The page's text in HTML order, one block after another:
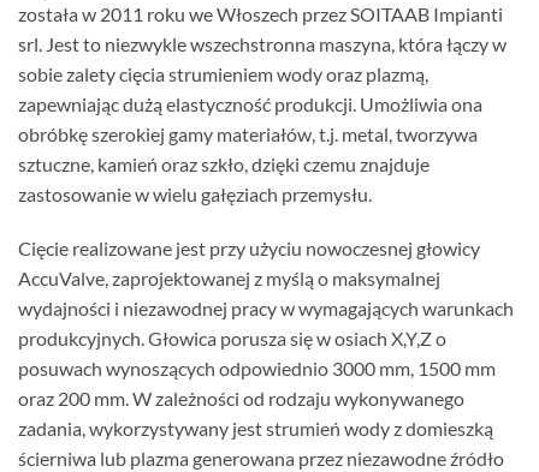
została w 2011 roku we Włoszech przez SOITAAB Impianti
srl. Jest to niezwykle wszechstronna maszyna, która łączy w
sobie zalety cięcia strumieniem wody oraz plazmą,
zapewniając dużą elastyczność produkcji. Umożliwia ona
obróbkę szerokiej gamy materiałów, t.j. metal, tworzywa
sztuczne, kamień oraz szkło, dzięki czemu znajduje
zastosowanie w wielu gałęziach przemysłu.
Cięcie realizowane jest przy użyciu nowoczesnej głowicy
AccuValve, zaprojektowanej z myślą o maksymalnej
wydajności i niezawodnej pracy w wymagających warunkach
produkcyjnych. Głowica porusza się w osiach X,Y,Z o
posuwach wynoszących odpowiednio 3000 mm, 1500 mm
oraz 200 mm. W zależności od rodzaju wykonywanego
zadania, wykorzystywany jest strumień wody z domieszką
ścierniwa lub plazma generowana przez niezawodne źródło